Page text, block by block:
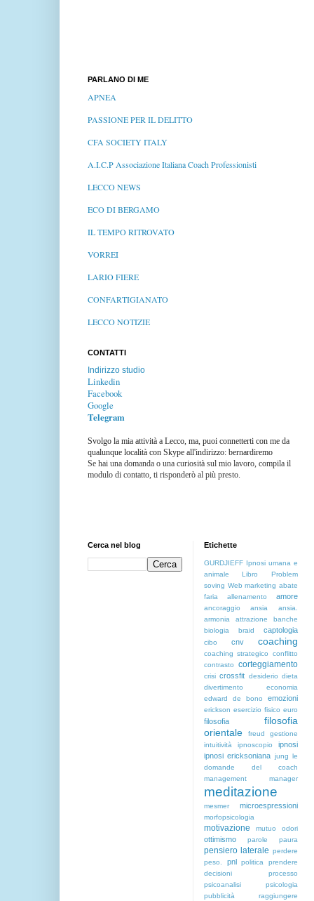
PARLANO DI ME
APNEA
PASSIONE PER IL DELITTO
CFA SOCIETY ITALY
A.I.C.P Associazione Italiana Coach Professionisti
LECCO NEWS
ECO DI BERGAMO
IL TEMPO RITROVATO
VORREI
LARIO FIERE
CONFARTIGIANATO
LECCO NOTIZIE
CONTATTI
Indirizzo studio
Linkedin
Facebook
Google
Telegram
Svolgo la mia attività a Lecco, ma, puoi connetterti con me da
qualunque località con Skype all'indirizzo: bernardiremo
Se hai una domanda o una curiosità sul mio lavoro, compila il
modulo di contatto, ti risponderò al più presto.
Cerca nel blog Etichette
GURDJIEFF Ipnosi umana e
animale
Libro
Problem
soving Web marketing abate
faria
allenamento amore
ancoraggio ansia
ansia.
armonia
attrazione
banche
biologia
braid captologia
cibo cnv coaching
coaching strategico
conflitto
contrasto
corteggiamento
crisi crossfit desiderio dieta
divertimento
economia
edward de bono
emozioni
erickson esercizio fisico euro
filosofia
filosofia
orientale
freud
gestione
intuitività
ipnoscopio
ipnosi
ipnosi ericksoniana jung le
domande del coach
management
manager
meditazione
mesmer microespressioni
morfopsicologia
motivazione mutuo odori
ottimismo parole paura
pensiero laterale perdere
peso.
pnl politica
prendere
decisioni
processo
psicoanalisi
psicologia
pubblicità
raggiungere